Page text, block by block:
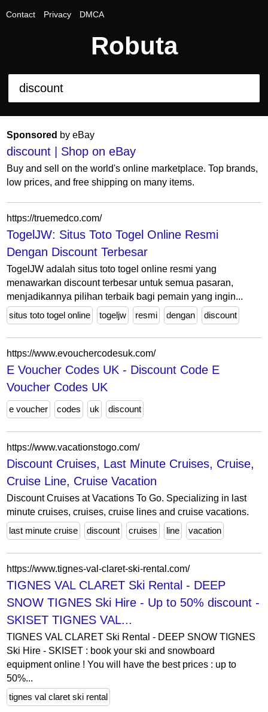
Contact Privacy DMCA
Robuta
Sponsored by eBay
discount | Shop on eBay
Buy and sell on the world's online marketplace. Top brands,
low prices, and free shipping on many items.
https://truemedco.com/
TogelJW: Situs Toto Togel Online Resmi
Dengan Discount Terbesar
TogelJW adalah situs toto togel online resmi yang
menawarkan discount terbesar untuk semua pasaran,
menjadikannya pilihan terbaik bagi pemain yang ingin...
situs toto togel online
togeljw resmi dengan discount
https://www.evouchercodesuk.com/
E Voucher Codes UK - Discount Code E
Voucher Codes UK
e voucher codes uk discount
https://www.vacationstogo.com/
Discount Cruises, Last Minute Cruises, Cruise,
Cruise Line, Cruise Vacation
Discount Cruises at Vacations To Go. Specializing in last
minute cruises, cruises, cruise lines and cruise vacations.
last minute cruise
discount cruises line vacation
https://www.tignes-val-claret-ski-rental.com/
TIGNES VAL CLARET Ski Rental - DEEP
SNOW TIGNES Ski Hire - Up to 50% discount -
SKISET TIGNES VAL...
TIGNES VAL CLARET Ski Rental - DEEP SNOW TIGNES
Ski Hire - SKISET : book your ski and snowboard
equipment online ! You will have the best prices : up to
50%...
tignes val claret ski rental